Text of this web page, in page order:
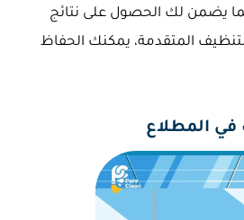
يضمن لك الحصول على نتائج
المتقدمة، يمكنك الحفاظ